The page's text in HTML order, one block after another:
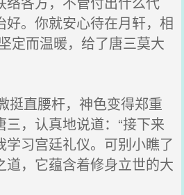
好。你就安心待在月轩，相
定而温暖，给了唐三莫大
直腰杆，神色变得郑重
，认真地说道：“接下来
学习宫廷礼仪。可别小瞧了
道，它蕴含着修身立世的大